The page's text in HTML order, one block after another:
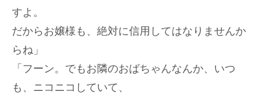
すよ。
だからお嬢様も、絶対に信用してはなりませんか
らね」
「フーン。でもお隣のおばちゃんなんか、いつ
も、ニコニコしていて、